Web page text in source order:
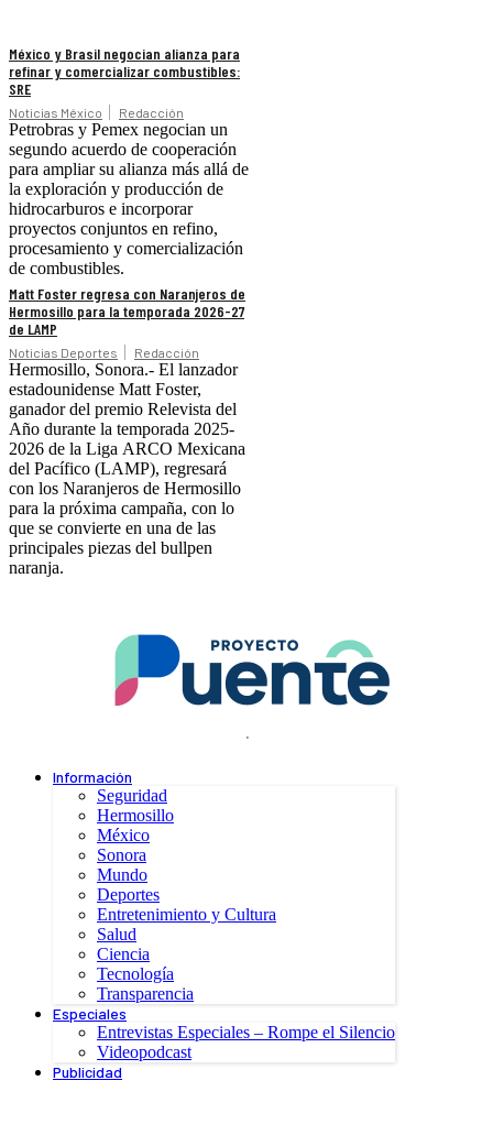
México y Brasil negocian alianza para
refinar y comercializar combustibles:
SRE
Noticias México Redacción
Petrobras y Pemex negocian un
segundo acuerdo de cooperación
para ampliar su alianza más allá de
la exploración y producción de
hidrocarburos e incorporar
proyectos conjuntos en refino,
procesamiento y comercialización
de combustibles.
Matt Foster regresa con Naranjeros de
Hermosillo para la temporada 2026-27
de LAMP
Noticias Deportes Redacción
Hermosillo, Sonora.- El lanzador
estadounidense Matt Foster,
ganador del premio Relevista del
Año durante la temporada 2025-
2026 de la Liga ARCO Mexicana
del Pacífico (LAMP), regresará
con los Naranjeros de Hermosillo
para la próxima campaña, con lo
que se convierte en una de las
principales piezas del bullpen
naranja.
.
Información
Seguridad
Hermosillo
México
Sonora
Mundo
Deportes
Entretenimiento y Cultura
Salud
Ciencia
Tecnología
Transparencia
Especiales
Entrevistas Especiales – Rompe el Silencio
Videopodcast
Publicidad